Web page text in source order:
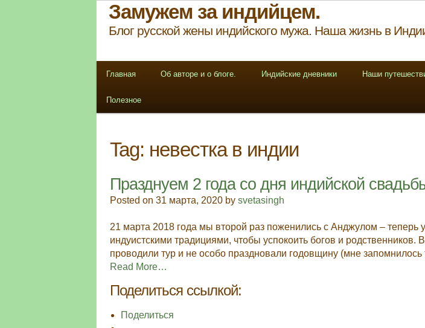
Замужем за индийцем.
Блог русской жены индийского мужа. Наша жизнь в
Главная Об авторе и о блоге. Индийские дневники Наши
Полезное
Tag: невестка в индии
Празднуем 2 года со дня индийской
Posted on 31 марта, 2020 bysvetasingh
21 марта 2018 года мы второй раз поженились с Анджулом – теперь
индуистскими традициями, чтобы успокоить богов и
проводили тур и не особо праздновали годовщину (мне
Read More…
Поделиться ссылкой:
Поделиться